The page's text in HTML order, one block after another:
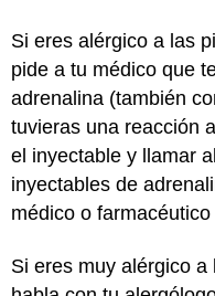
Si eres alérgico a las
pide a tu médico que
adrenalina (también
tuvieras una reacción
el inyectable y llamar
inyectables de
médico o
Si eres muy alérgico